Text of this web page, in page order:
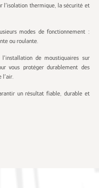
l’isolation thermique, la sécurité et
modes de fonctionnement :
ou roulante.
de moustiquaires sur
vous protéger durablement des
un résultat fiable, durable et